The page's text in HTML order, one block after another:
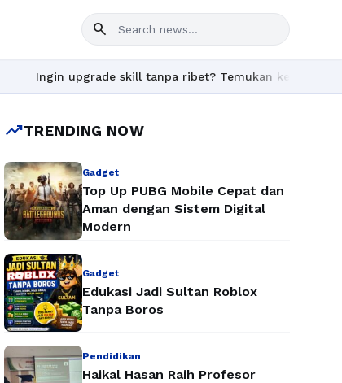
search
upgrade skill tanpa ribet? Temukan kelas seru dan
trending_upTRENDING NOW
Gadget
Top Up PUBG Mobile Cepat dan
Aman dengan Sistem Digital
Modern
Gadget
Edukasi Jadi Sultan Roblox
Tanpa Boros
Pendidikan
Haikal Hasan Raih Profesor